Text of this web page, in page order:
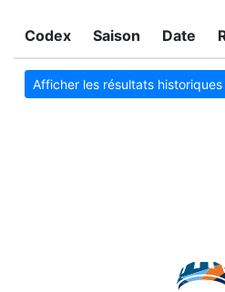
Codex Saison Date
Afficher les résultats historiques